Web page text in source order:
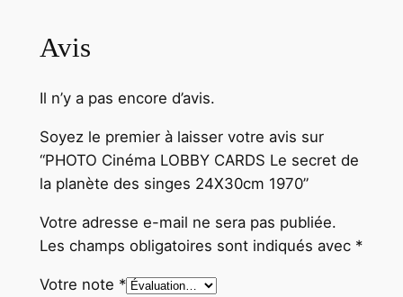
9
7Avis
Il n’y a pas encore d’avis.
Soyez le premier à laisser votre avis sur
“PHOTO Cinéma LOBBY CARDS Le secret de
la planète des singes 24X30cm 1970”
Votre adresse e-mail ne sera pas publiée.
Les champs obligatoires sont indiqués avec *
Votre note *